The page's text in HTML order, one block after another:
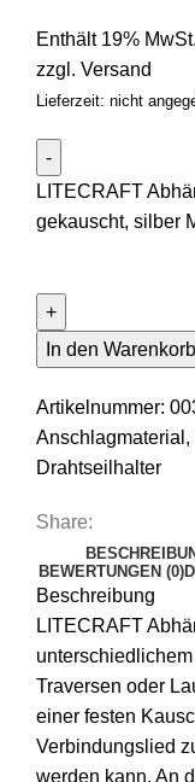
Enthält 19% MwSt.
zzgl. Versand
Lieferzeit: nicht
LITECRAFT
gekauscht, silber
In den Warenkorb
Artikelnummer:
Anschlagmaterial ,
Drahtseilhalter
Share:
BEWERTUNGEN (0)
Beschreibung
LITECRAFT
Traversen oder
einer festen
Verbindungslied
werden kann. An